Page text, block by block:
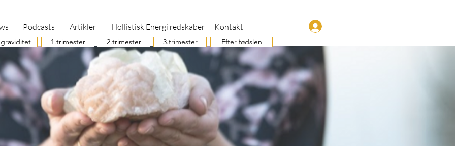
Podcasts Artikler Hollistisk Energi redskaber Kontakt
1.trimester 2.trimester 3.trimester Efter fødslen